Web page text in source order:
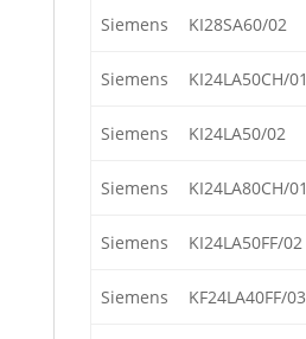
Siemens KI28SA60/02
Siemens KI24LA50CH/01
Siemens KI24LA50/02
Siemens KI24LA80CH/01
Siemens KI24LA50FF/02
Siemens KF24LA40FF/03